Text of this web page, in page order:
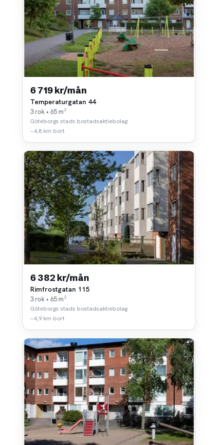
6 719 kr/mån
Temperaturgatan 44
3 rok • 65 m²
Göteborgs stads bostadsaktiebolag
~4,8 km bort
6 382 kr/mån
Rimfrostgatan 115
3 rok • 65 m²
Göteborgs stads bostadsaktiebolag
~4,9 km bort